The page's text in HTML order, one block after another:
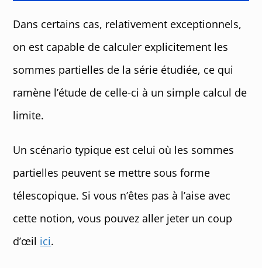
Dans certains cas, relativement exceptionnels,
on est capable de calculer explicitement les
sommes partielles de la série étudiée, ce qui
ramène l’étude de celle-ci à un simple calcul de
limite.
Un scénario typique est celui où les sommes
partielles peuvent se mettre sous forme
télescopique. Si vous n’êtes pas à l’aise avec
cette notion, vous pouvez aller jeter un coup
d’œil ici.